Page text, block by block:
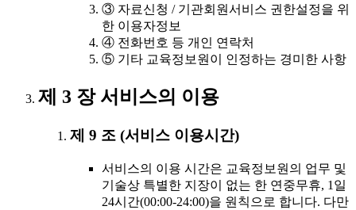
③ 자료신청 / 기관회원서비스 권한설정을 위
한 이용자정보
④ 전화번호 등 개인 연락처
⑤ 기타 교육정보원이 인정하는 경미한 사항
제 3 장 서비스의 이용
제 9 조 (서비스 이용시간)
서비스의 이용 시간은 교육정보원의 업무 및
기술상 특별한 지장이 없는 한 연중무휴, 1일
24시간(00:00-24:00)을 원칙으로 합니다. 다만